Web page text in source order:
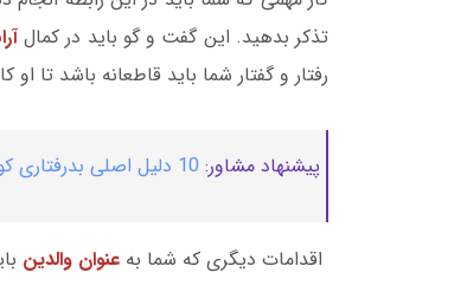
تذکر بدهید. این گفت و گو باید در کمال
رفتار و گفتار شما باید قاطعانه باشد تا
پیشنهاد مشاور: 10 دلیل اصلی بدرفتاری کودکان که والدین نمی دانند+ راه حل کاربردی
اقدامات دیگری که شما به عنوان والدین